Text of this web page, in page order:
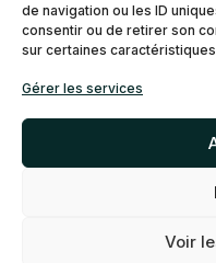
de navigation ou les ID
consentir ou de retirer son
sur certaines
Gérer les services
Voir
de
Politique de
©2026
droits reservés